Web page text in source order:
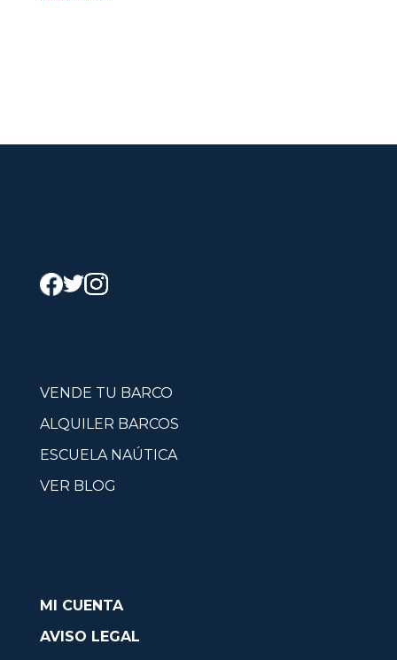
VENDE TU BARCO
ALQUILER BARCOS
ESCUELA NAÚTICA
VER BLOG
MI CUENTA
AVISO LEGAL